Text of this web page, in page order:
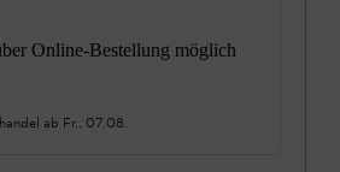
Online-Bestellung möglich
ab Fr., 07.08.